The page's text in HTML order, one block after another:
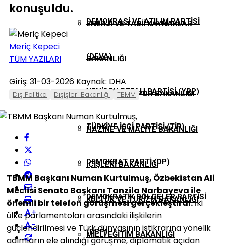
DEMOKRASI VE ATILIM PARTISI
(DEVA)
YENIDEN REFAH PARTISI (YRP)
TÜRKIYE İŞÇI PARTISI (TİP)
DEMOKRAT PARTI (DP)
DEMOKRATIK BÖLGELER PARTISI
(DBP)
ENERJI VE TABII KAYNAKLAR
BAKANLIĞI
GENÇLIK VE SPOR BAKANLIĞI
HAZINE VE MALIYE BAKANLIĞI
İÇIŞLERI BAKANLIĞI
KÜLTÜR VE TURIZM BAKANLIĞI
MILLI EĞITIM BAKANLIĞI
konuşuldu.
Meriç Kepeci
TÜM YAZILARI
Giriş: 31-03-2026 Kaynak: DHA
Dış Politika Dışişleri Bakanlığı TBMM
+
-
TBMM Başkanı Numan Kurtulmuş, Özbekistan Ali
Meclisi Senato Başkanı Tanzila Narbayeva ile
önemli bir telefon görüşmesi gerçekleştirdi.İki
ülke parlamentoları arasındaki ilişkilerin
güçlendirilmesi ve Türk dünyasının istikrarına yönelik
adımların ele alındığı görüşme, diplomatik açıdan